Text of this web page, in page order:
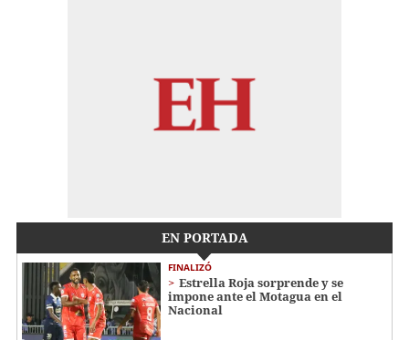
EN PORTADA
FINALIZÓ
Estrella Roja sorprende y se
impone ante el Motagua en el
Nacional